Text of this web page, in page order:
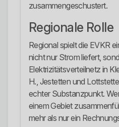
zusammengeschustert.
Regionale Rolle
Regional spielt die EVKR
nicht nur Strom liefert,
Elektrizitätsverteilnetz in
H., Jestetten und
echter Substanzpunkt.
einem Gebiet
mehr als nur ein